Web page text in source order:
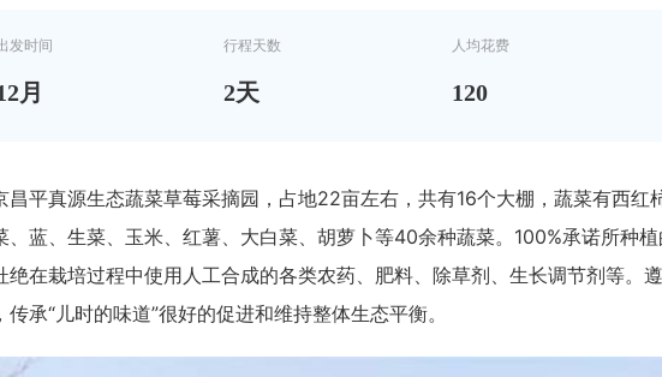
发时间
月
行程天数
2天
人均花费
120
昌平真源生态蔬菜草莓采摘园，占地22亩左右，共有16个大棚，蔬菜有西红
、蓝、生菜、玉米、红薯、大白菜、胡萝卜等40余种蔬菜。100%承诺所种
绝在栽培过程中使用人工合成的各类农药、肥料、除草剂、生长调节剂等。
传承“儿时的味道”很好的促进和维持整体生态平衡。